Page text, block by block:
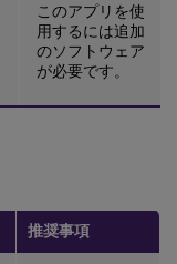
このアプリを使
用するには追加
のソフトウェア
が必要です。
推奨事項